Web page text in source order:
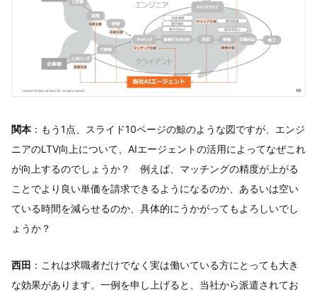
関本 ：もう1点、スライド10ページの鯨のような図ですが、エンジ
ニアのLTV向上について、AIエージェントの活用によってなぜこれ
が向上するのでしょうか？ 例えば、マッチングの精度が上がる
ことでより良い単価を請求できるようになるのか、あるいは空い
ている時間を減らせるのか、具体的にうかがってもよろしいでし
ょうか？
西田 ：これは求職者だけでなく実は働いている方にとっても大き
な効果があります。一例を申し上げると、当社から派遣されてお